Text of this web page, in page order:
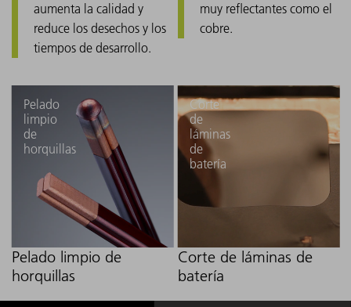
aumenta la calidad y
reduce los desechos y los
tiempos de desarrollo.
muy reflectantes como el
cobre.
Pelado
limpio
de
horquillas
Pelado limpio de
horquillas
Corte
de
láminas
de
batería
Corte de láminas de
batería